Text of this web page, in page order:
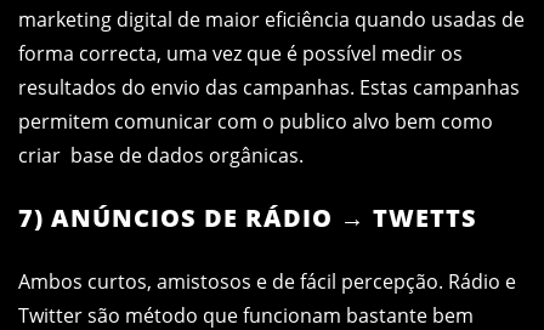
marketing digital de maior eficiência quando usadas de
forma correcta, uma vez que é possível medir os
resultados do envio das campanhas. Estas campanhas
permitem comunicar com o publico alvo bem como
criar base de dados orgânicas.
7) ANÚNCIOS DE RÁDIO → TWETTS
Ambos curtos, amistosos e de fácil percepção. Rádio e
Twitter são método que funcionam bastante bem